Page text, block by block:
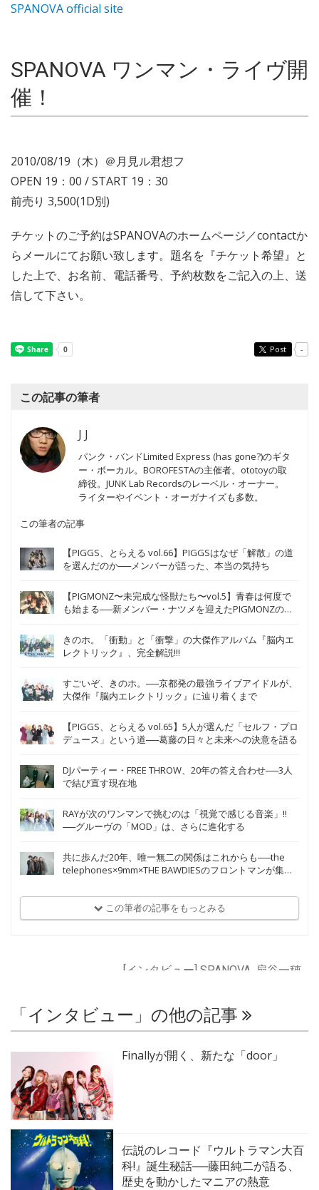
SPANOVA official site
SPANOVA ワンマン・ライヴ開
催！
2010/08/19（木）＠月見ル君想フ
OPEN 19：00 / START 19：30
前売り 3,500(1D別)
チケットのご予約はSPANOVAのホームページ／contactか
らメールにてお願い致します。題名を『チケット希望』と
した上で、お名前、電話番号、予約枚数をご記入の上、送
信して下さい。
Post -
この記事の筆者
J J
パンク・バンドLimited Express (has gone?)のギタ
ー・ボーカル。BOROFESTAの主催者。ototoyの取
締役。JUNK Lab Recordsのレーベル・オーナー。
ライターやイベント・オーガナイズも多数。
この筆者の記事
【PIGGS、とらえる vol.66】PIGGSはなぜ「解散」の道
を選んだのか──メンバーが語った、本当の気持ち
【PIGMONZ〜未完成な怪獣たち〜vol.5】青春は何度で
も始まる──新メンバー・ナツメを迎えたPIGMONZの新
きのホ。「衝動」と「衝撃」の大傑作アルバム『脳内エ
レクトリック』、完全解説!!!
すごいぞ、きのホ。──京都発の最強ライブアイドルが、
大傑作『脳内エレクトリック』に辿り着くまで
【PIGGS、とらえる vol.65】5人が選んだ「セルフ・プロ
デュース」という道──葛藤の日々と未来への決意を語る
DJパーティー・FREE THROW、20年の答え合わせ──3人
で結び直す現在地
RAYが次のワンマンで挑むのは「視覚で感じる音楽」!!
──グルーヴの「MOD」は、さらに進化する
共に歩んだ20年、唯一無二の関係はこれからも──the
telephones×9mm×THE BAWDIESのフロントマンが集う
この筆者の記事をもっとみる
[インタビュー] SPANOVA, 扇谷一穂
「インタビュー」の他の記事
Finallyが開く、新たな「door」
伝説のレコード『ウルトラマン大百
科!』誕生秘話──藤田純二が語る、
歴史を動かしたマニアの熱意